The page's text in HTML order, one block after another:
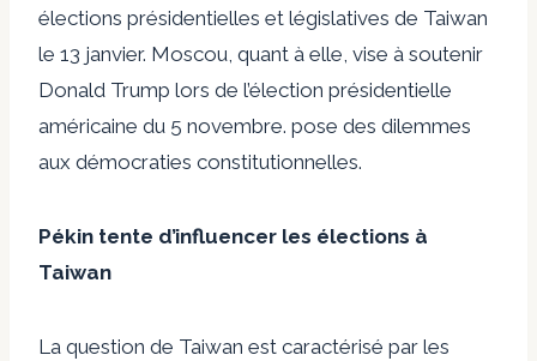
élections présidentielles et législatives de Taiwan
le 13 janvier. Moscou, quant à elle, vise à soutenir
Donald Trump lors de l’élection présidentielle
américaine du 5 novembre. pose des dilemmes
aux démocraties constitutionnelles.
Pékin tente d’influencer les élections à
Taiwan
La question de Taiwan est caractérisé par les